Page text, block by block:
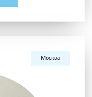
Москва